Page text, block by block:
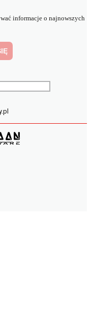
informacje o najnowszych